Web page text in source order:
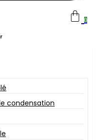
0
condensation